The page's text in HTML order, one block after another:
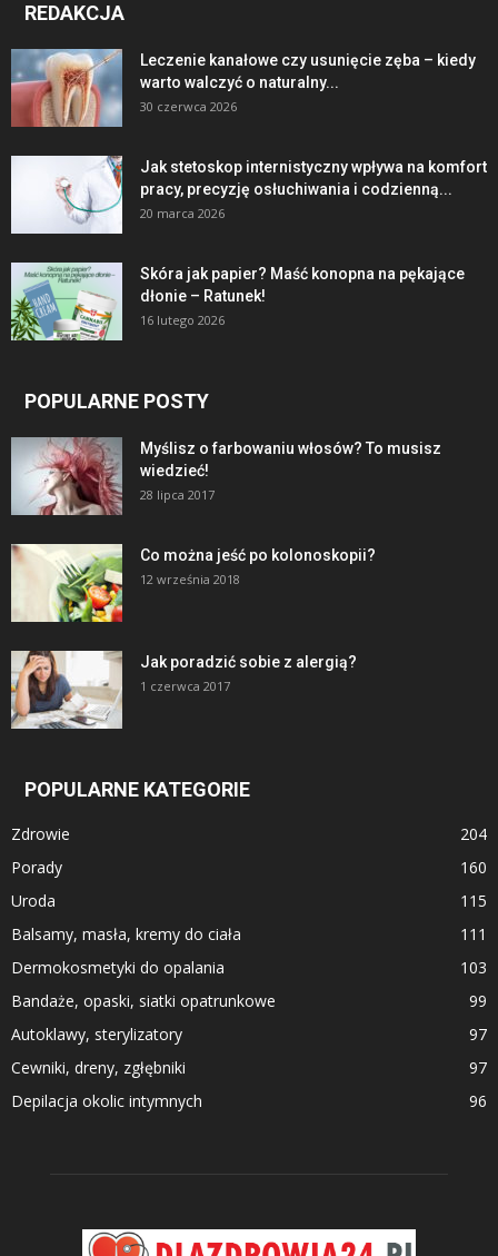
REDAKCJA
Leczenie kanałowe czy usunięcie zęba – kiedy
warto walczyć o naturalny...
30 czerwca 2026
Jak stetoskop internistyczny wpływa na komfort
pracy, precyzję osłuchiwania i codzienną...
20 marca 2026
Skóra jak papier? Maść konopna na pękające
dłonie – Ratunek!
16 lutego 2026
POPULARNE POSTY
Myślisz o farbowaniu włosów? To musisz
wiedzieć!
28 lipca 2017
Co można jeść po kolonoskopii?
12 września 2018
Jak poradzić sobie z alergią?
1 czerwca 2017
POPULARNE KATEGORIE
Zdrowie
204
Porady
160
Uroda
115
Balsamy, masła, kremy do ciała
111
Dermokosmetyki do opalania
103
Bandaże, opaski, siatki opatrunkowe
99
Autoklawy, sterylizatory
97
Cewniki, dreny, zgłębniki
97
Depilacja okolic intymnych
96